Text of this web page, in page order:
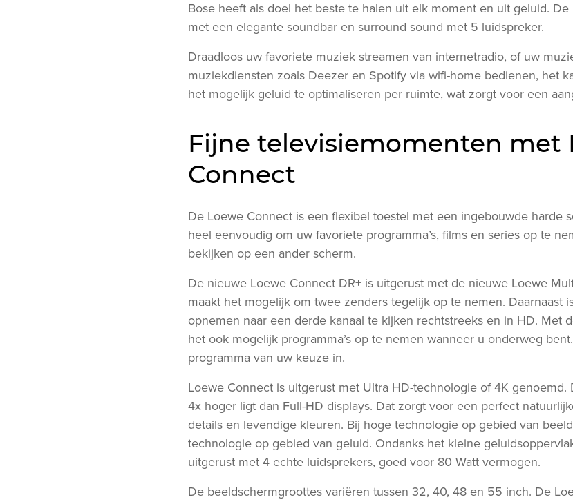
Bose heeft als doel het beste te halen uit elk moment en uit geluid.
met een elegante soundbar en surround sound met 5 luidspreker.
Draadloos uw favoriete muziek streamen van internetradio, of uw
muziekdiensten zoals Deezer en Spotify via wifi-home bedienen, het
het mogelijk geluid te optimaliseren per ruimte, wat zorgt voor een
Fijne televisiemomenten met
Connect
De Loewe Connect is een flexibel toestel met een ingebouwde harde
heel eenvoudig om uw favoriete programma’s, films en series op te
bekijken op een ander scherm.
De nieuwe Loewe Connect DR+ is uitgerust met de nieuwe Loewe
maakt het mogelijk om twee zenders tegelijk op te nemen. Daarnaast
opnemen naar een derde kanaal te kijken rechtstreeks en in HD. Met
het ook mogelijk programma’s op te nemen wanneer u onderweg
programma van uw keuze in.
Loewe Connect is uitgerust met Ultra HD-technologie of 4K
4x hoger ligt dan Full-HD displays. Dat zorgt voor een perfect
details en levendige kleuren. Bij hoge technologie op gebied van
technologie op gebied van geluid. Ondanks het kleine
uitgerust met 4 echte luidsprekers, goed voor 80 Watt vermogen.
De beeldschermgroottes variëren tussen 32, 40, 48 en 55 inch. De